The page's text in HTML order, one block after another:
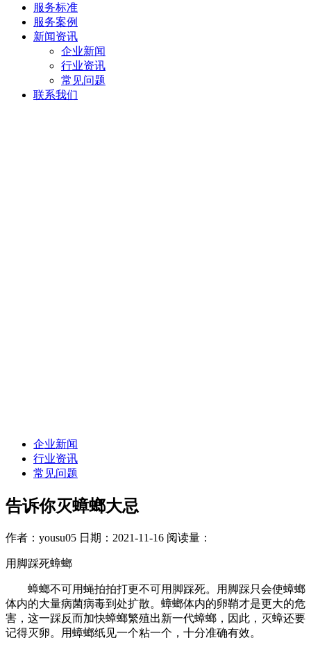
服务标准
服务案例
新闻资讯
企业新闻
行业资讯
常见问题
联系我们
企业新闻
行业资讯
常见问题
告诉你灭蟑螂大忌
作者：yousu05 日期：2021-11-16 阅读量：
用脚踩死蟑螂
蟑螂不可用蝇拍拍打更不可用脚踩死。用脚踩只会使蟑螂
体内的大量病菌病毒到处扩散。蟑螂体内的卵鞘才是更大的危
害，这一踩反而加快蟑螂繁殖出新一代蟑螂，因此，灭蟑还要
记得灭卵。用蟑螂纸见一个粘一个，十分准确有效。